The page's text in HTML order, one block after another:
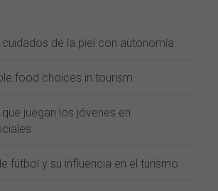
de la piel con autonomía
food choices in tourism
juegan los jóvenes en
fútbol y su influencia en el turismo